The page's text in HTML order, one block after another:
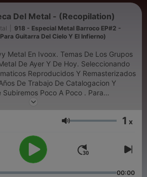
Del Metal - (Recopilation)
918 - Especial Metal Barroco EP#2 -
Guitarra Del Cielo Y El Infierno)
Metal En Ivoox. Temas De Los Grupos
De Ayer Y De Hoy. Seleccionando
Reproducidos Y Remasterizados
De Trabajo De Catalogacion Y
Poco A Poco . Para
De Heavy Metal . Subscribete
Volumen 1 x
00:00